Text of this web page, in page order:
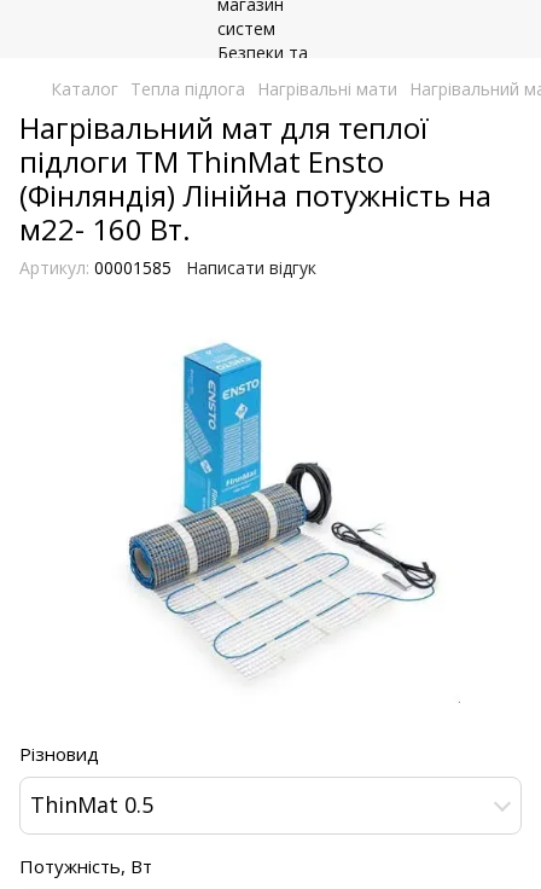
Каталог Тепла підлога Нагрівальні мати Нагрівальний
Нагрівальний мат для теплої
підлоги ТМ ThinMat Ensto
(Фінляндія) Лінійна потужність на
м22- 160 Вт.
Артикул: 00001585 Написати відгук
Різновид
ThinMat 0.5
Потужність, Вт